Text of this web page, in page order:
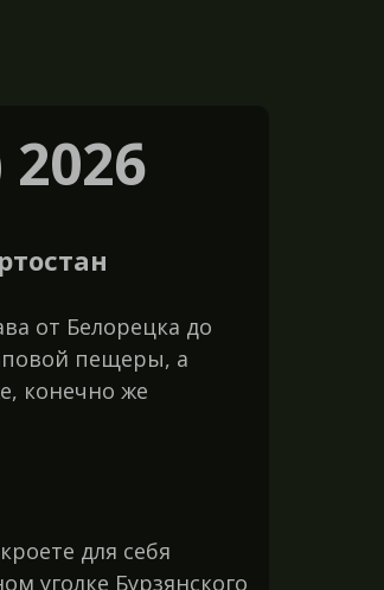
от Белорецка до
пещеры, а
конечно же
для себя
уголке Бурзянского